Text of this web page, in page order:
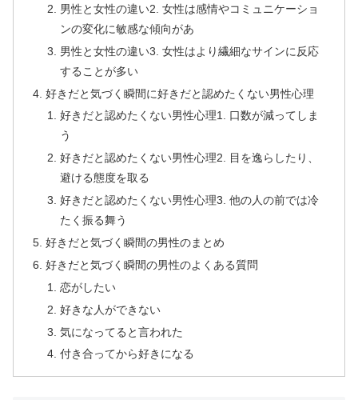
男性と女性の違い2. 女性は感情やコミュニケーショ
ンの変化に敏感な傾向があ
男性と女性の違い3. 女性はより繊細なサインに反応
することが多い
好きだと気づく瞬間に好きだと認めたくない男性心理
好きだと認めたくない男性心理1. 口数が減ってしま
う
好きだと認めたくない男性心理2. 目を逸らしたり、
避ける態度を取る
好きだと認めたくない男性心理3. 他の人の前では冷
たく振る舞う
好きだと気づく瞬間の男性のまとめ
好きだと気づく瞬間の男性のよくある質問
恋がしたい
好きな人ができない
気になってると言われた
付き合ってから好きになる